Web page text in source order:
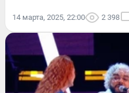
14 марта, 2025, 22:00 2 398